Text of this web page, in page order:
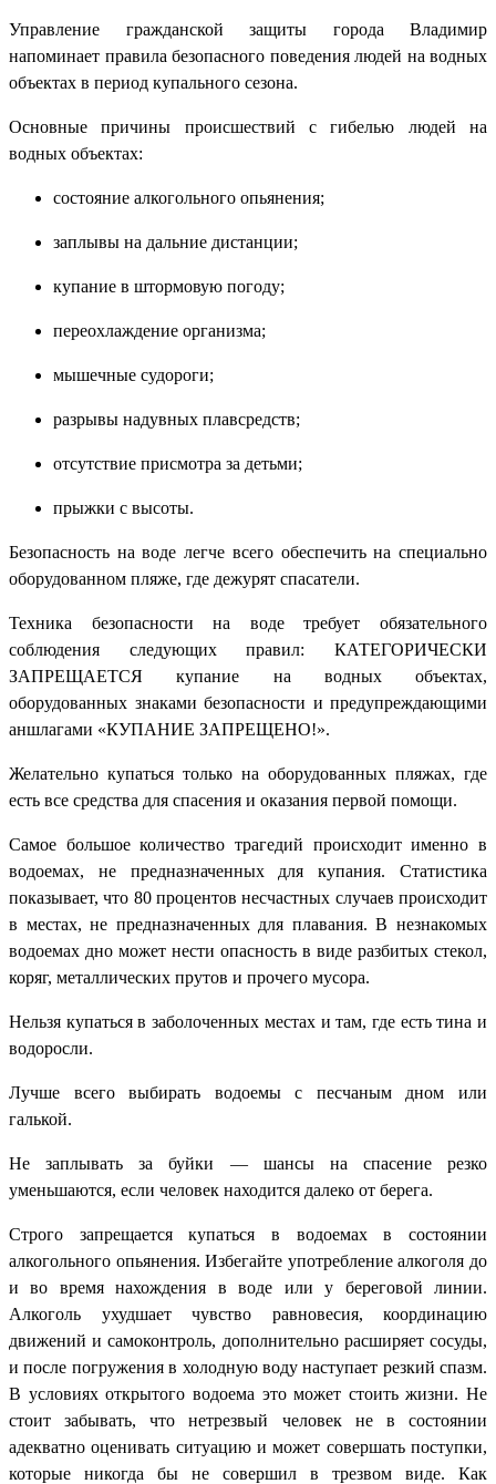
Управление гражданской защиты города Владимир
напоминает правила безопасного поведения людей на водных
объектах в период купального сезона.
Основные причины происшествий с гибелью людей на
водных объектах:
состояние алкогольного опьянения;
заплывы на дальние дистанции;
купание в штормовую погоду;
переохлаждение организма;
мышечные судороги;
разрывы надувных плавсредств;
отсутствие присмотра за детьми;
прыжки с высоты.
Безопасность на воде легче всего обеспечить на специально
оборудованном пляже, где дежурят спасатели.
Техника безопасности на воде требует обязательного
соблюдения следующих правил: КАТЕГОРИЧЕСКИ
ЗАПРЕЩАЕТСЯ купание на водных объектах,
оборудованных знаками безопасности и предупреждающими
аншлагами «КУПАНИЕ ЗАПРЕЩЕНО!».
Желательно купаться только на оборудованных пляжах, где
есть все средства для спасения и оказания первой помощи.
Самое большое количество трагедий происходит именно в
водоемах, не предназначенных для купания. Статистика
показывает, что 80 процентов несчастных случаев происходит
в местах, не предназначенных для плавания. В незнакомых
водоемах дно может нести опасность в виде разбитых стекол,
коряг, металлических прутов и прочего мусора.
Нельзя купаться в заболоченных местах и там, где есть тина и
водоросли.
Лучше всего выбирать водоемы с песчаным дном или
галькой.
Не заплывать за буйки — шансы на спасение резко
уменьшаются, если человек находится далеко от берега.
Строго запрещается купаться в водоемах в состоянии
алкогольного опьянения. Избегайте употребление алкоголя до
и во время нахождения в воде или у береговой линии.
Алкоголь ухудшает чувство равновесия, координацию
движений и самоконтроль, дополнительно расширяет сосуды,
и после погружения в холодную воду наступает резкий спазм.
В условиях открытого водоема это может стоить жизни. Не
стоит забывать, что нетрезвый человек не в состоянии
адекватно оценивать ситуацию и может совершать поступки,
которые никогда бы не совершил в трезвом виде. Как